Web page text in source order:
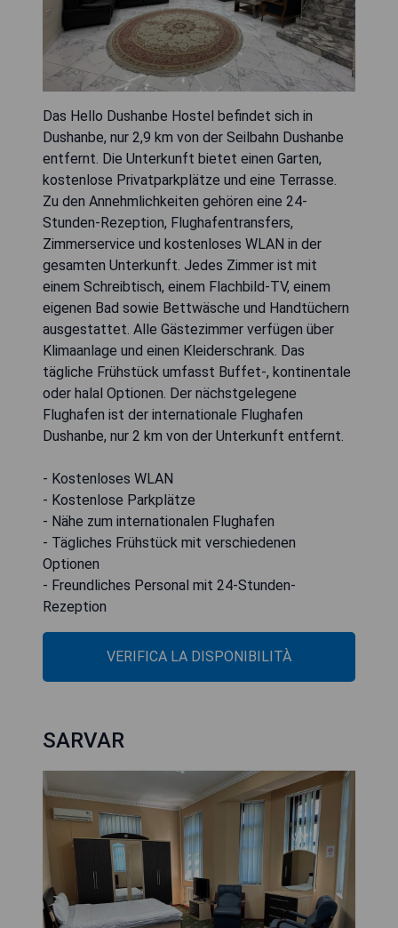
Das Hello Dushanbe Hostel befindet sich in
Dushanbe, nur 2,9 km von der Seilbahn Dushanbe
entfernt. Die Unterkunft bietet einen Garten,
kostenlose Privatparkplätze und eine Terrasse.
Zu den Annehmlichkeiten gehören eine 24-
Stunden-Rezeption, Flughafentransfers,
Zimmerservice und kostenloses WLAN in der
gesamten Unterkunft. Jedes Zimmer ist mit
einem Schreibtisch, einem Flachbild-TV, einem
eigenen Bad sowie Bettwäsche und Handtüchern
ausgestattet. Alle Gästezimmer verfügen über
Klimaanlage und einen Kleiderschrank. Das
tägliche Frühstück umfasst Buffet-, kontinentale
oder halal Optionen. Der nächstgelegene
Flughafen ist der internationale Flughafen
Dushanbe, nur 2 km von der Unterkunft entfernt.
- Kostenloses WLAN
- Kostenlose Parkplätze
- Nähe zum internationalen Flughafen
- Tägliches Frühstück mit verschiedenen
Optionen
- Freundliches Personal mit 24-Stunden-
Rezeption
VERIFICA LA DISPONIBILITÀ
SARVAR